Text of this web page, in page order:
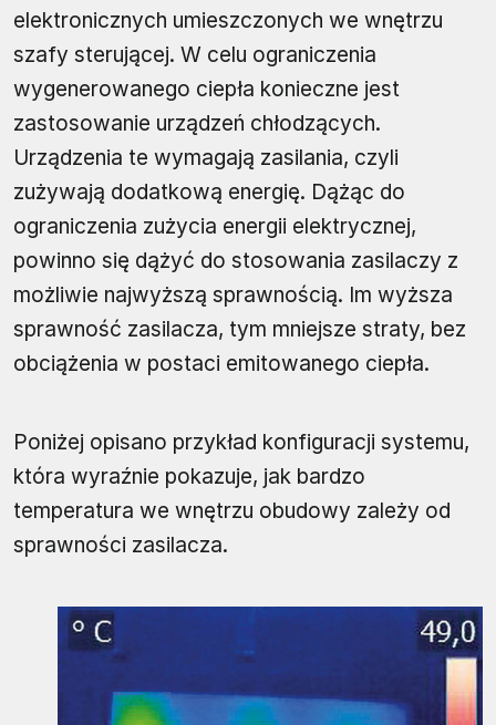
elektronicznych umieszczonych we wnętrzu
szafy sterującej. W celu ograniczenia
wygenerowanego ciepła konieczne jest
zastosowanie urządzeń chłodzących.
Urządzenia te wymagają zasilania, czyli
zużywają dodatkową energię. Dążąc do
ograniczenia zużycia energii elektrycznej,
powinno się dążyć do stosowania zasilaczy z
możliwie najwyższą sprawnością. Im wyższa
sprawność zasilacza, tym mniejsze straty, bez
obciążenia w postaci emitowanego ciepła.
Poniżej opisano przykład konfiguracji systemu,
która wyraźnie pokazuje, jak bardzo
temperatura we wnętrzu obudowy zależy od
sprawności zasilacza.